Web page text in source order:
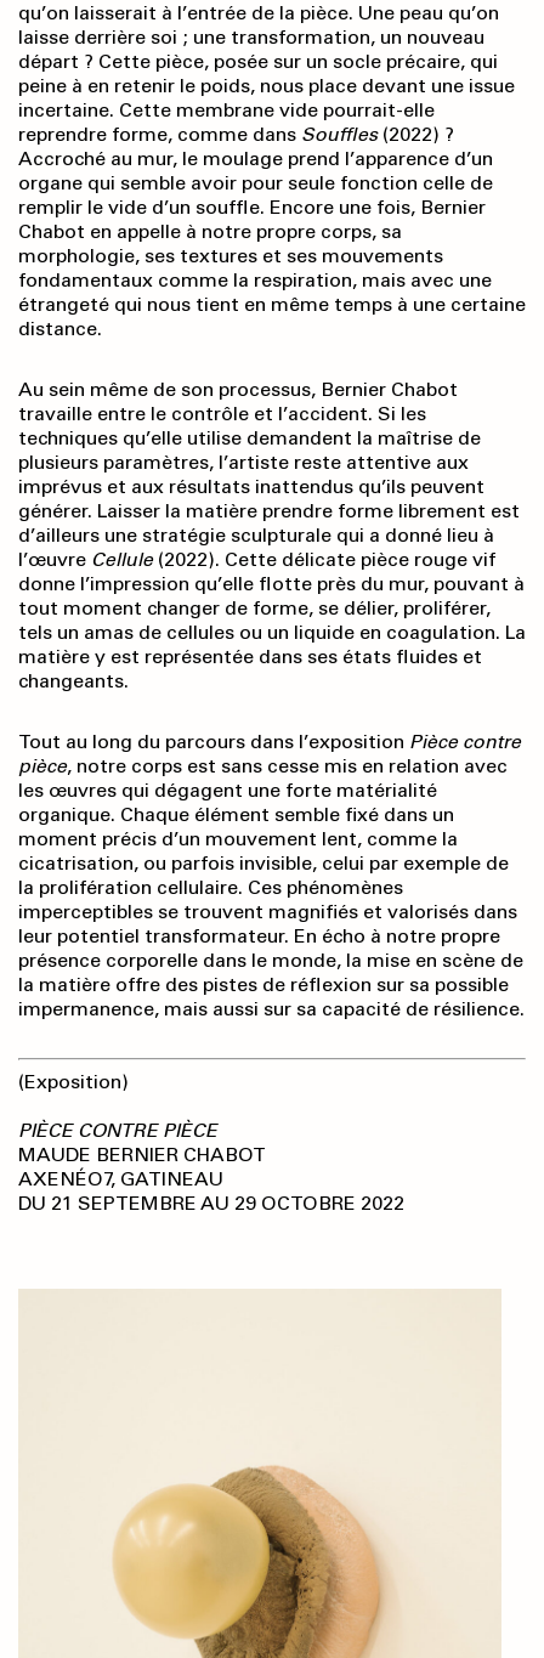
qu’on laisserait à l’entrée de la pièce. Une peau qu’on
laisse derrière soi ; une transformation, un nouveau
départ ? Cette pièce, posée sur un socle précaire, qui
peine à en retenir le poids, nous place devant une issue
incertaine. Cette membrane vide pourrait-elle
reprendre forme, comme dans Souffles(2022) ?
Accroché au mur, le moulage prend l’apparence d’un
organe qui semble avoir pour seule fonction celle de
remplir le vide d’un souffle. Encore une fois, Bernier
Chabot en appelle à notre propre corps, sa
morphologie, ses textures et ses mouvements
fondamentaux comme la respiration, mais avec une
étrangeté qui nous tient en même temps à une certaine
distance.
Au sein même de son processus, Bernier Chabot
travaille entre le contrôle et l’accident. Si les
techniques qu’elle utilise demandent la maîtrise de
plusieurs paramètres, l’artiste reste attentive aux
imprévus et aux résultats inattendus qu’ils peuvent
générer. Laisser la matière prendre forme librement est
d’ailleurs une stratégie sculpturale qui a donné lieu à
l’œuvre Cellule(2022). Cette délicate pièce rouge vif
donne l’impression qu’elle flotte près du mur, pouvant à
tout moment changer de forme, se délier, proliférer,
tels un amas de cellules ou un liquide en coagulation. La
matière y est représentée dans ses états fluides et
changeants.
Tout au long du parcours dans l’exposition Pièce contre
pièce, notre corps est sans cesse mis en relation avec
les œuvres qui dégagent une forte matérialité
organique. Chaque élément semble fixé dans un
moment précis d’un mouvement lent, comme la
cicatrisation, ou parfois invisible, celui par exemple de
la prolifération cellulaire. Ces phénomènes
imperceptibles se trouvent magnifiés et valorisés dans
leur potentiel transformateur. En écho à notre propre
présence corporelle dans le monde, la mise en scène de
la matière offre des pistes de réflexion sur sa possible
impermanence, mais aussi sur sa capacité de résilience.
(Exposition)
PIÈCE CONTRE PIÈCE
MAUDE BERNIER CHABOT
AXENÉO7, GATINEAU
DU 21 SEPTEMBRE AU 29 OCTOBRE 2022